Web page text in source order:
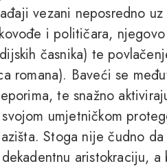
vezani neposredno
i političara,
časnika) te
romana). Baveći se
te snažno
umjetničkom
Stoga nije čudno
aristokraciju,